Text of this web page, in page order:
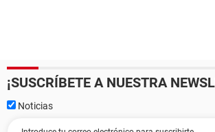
¡SUSCRÍBETE A NUESTRA
Noticias